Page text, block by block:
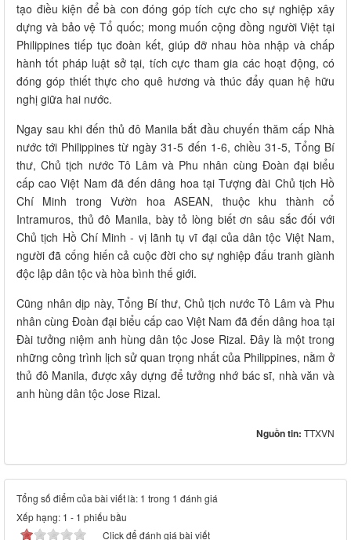
tạo điều kiện để bà con đóng góp tích cực cho sự nghiệp xây
dựng và bảo vệ Tổ quốc; mong muốn cộng đồng người Việt tại
Philippines tiếp tục đoàn kết, giúp đỡ nhau hòa nhập và chấp
hành tốt pháp luật sở tại, tích cực tham gia các hoạt động, có
đóng góp thiết thực cho quê hương và thúc đẩy quan hệ hữu
nghị giữa hai nước.
Ngay sau khi đến thủ đô Manila bắt đầu chuyến thăm cấp Nhà
nước tới Philippines từ ngày 31-5 đến 1-6, chiều 31-5, Tổng Bí
thư, Chủ tịch nước Tô Lâm và Phu nhân cùng Đoàn đại biểu
cấp cao Việt Nam đã đến dâng hoa tại Tượng đài Chủ tịch Hồ
Chí Minh trong Vườn hoa ASEAN, thuộc khu thành cổ
Intramuros, thủ đô Manila, bày tỏ lòng biết ơn sâu sắc đối với
Chủ tịch Hồ Chí Minh - vị lãnh tụ vĩ đại của dân tộc Việt Nam,
người đã cống hiến cả cuộc đời cho sự nghiệp đấu tranh giành
độc lập dân tộc và hòa bình thế giới.
Cũng nhân dịp này, Tổng Bí thư, Chủ tịch nước Tô Lâm và Phu
nhân cùng Đoàn đại biểu cấp cao Việt Nam đã đến dâng hoa tại
Đài tưởng niệm anh hùng dân tộc Jose Rizal. Đây là một trong
những công trình lịch sử quan trọng nhất của Philippines, nằm ở
thủ đô Manila, được xây dựng để tưởng nhớ bác sĩ, nhà văn và
anh hùng dân tộc Jose Rizal.
Nguồn tin: TTXVN
Tổng số điểm của bài viết là: 1 trong 1 đánh giá
Xếp hạng: 1 - 1 phiếu bầu
Click để đánh giá bài viết